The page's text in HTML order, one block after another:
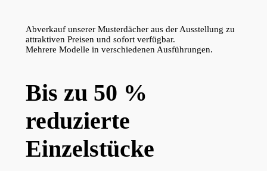
Abverkauf unserer Musterdächer aus der Ausstellung zu
attraktiven Preisen und sofort verfügbar.
Mehrere Modelle in verschiedenen Ausführungen.
Bis zu 50 %
reduzierte
Einzelstücke